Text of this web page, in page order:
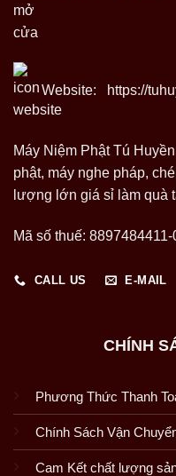
Website: https://
Máy Niệm Phật Tú
phật, máy nghe pháp,
lượng lớn giá sỉ làm quà
Mã số thuế: 8897484411-
CALL US E-MAIL
CHÍNH
Phương Thức Thanh
Chính Sách Vận
Cam Kết chất lượng